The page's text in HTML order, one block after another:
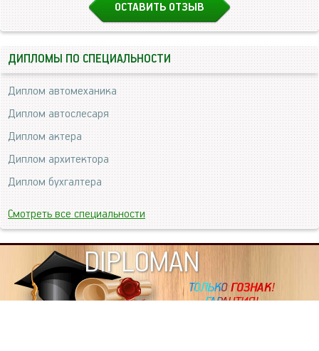
ОСТАВИТЬ ОТЗЫВ
ДИПЛОМЫ ПО СПЕЦИАЛЬНОСТИ
Диплом автомеханика
Диплом автослесаря
Диплом актера
Диплом архитектора
Диплом бухгалтера
Смотреть все специальности
DIPLOMAN